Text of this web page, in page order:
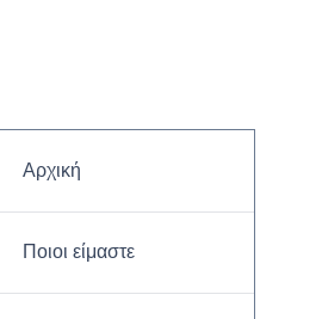
Αρχική
Ποιοι είμαστε